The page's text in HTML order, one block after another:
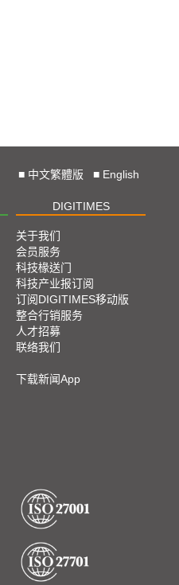
■ 中文繁體版 ■ English
DIGITIMES
关于我们
会员服务
科技椽送门
科技产业报订阅
订阅DIGITIMES移动版
整合行销服务
人才招募
联络我们
下载新闻App